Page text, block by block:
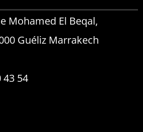
Mohamed El Beqal,
Guéliz Marrakech
43 54